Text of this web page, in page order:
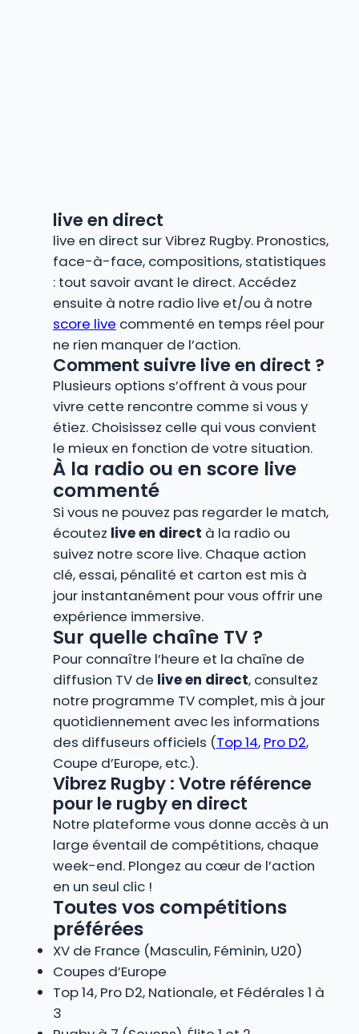
live en direct
live en direct sur Vibrez Rugby. Pronostics,
face-à-face, compositions, statistiques
: tout savoir avant le direct. Accédez
ensuite à notre radio live et/ou à notre
score live commenté en temps réel pour
ne rien manquer de l’action.
Comment suivre live en direct ?
Plusieurs options s’offrent à vous pour
vivre cette rencontre comme si vous y
étiez. Choisissez celle qui vous convient
le mieux en fonction de votre situation.
À la radio ou en score live
commenté
Si vous ne pouvez pas regarder le match,
écoutez live en direct à la radio ou
suivez notre score live. Chaque action
clé, essai, pénalité et carton est mis à
jour instantanément pour vous offrir une
expérience immersive.
Sur quelle chaîne TV ?
Pour connaître l’heure et la chaîne de
diffusion TV de live en direct, consultez
notre programme TV complet, mis à jour
quotidiennement avec les informations
des diffuseurs officiels (Top 14, Pro D2,
Coupe d’Europe, etc.).
Vibrez Rugby : Votre référence
pour le rugby en direct
Notre plateforme vous donne accès à un
large éventail de compétitions, chaque
week-end. Plongez au cœur de l’action
en un seul clic !
Toutes vos compétitions
préférées
XV de France (Masculin, Féminin, U20)
Coupes d’Europe
Top 14, Pro D2, Nationale, et Fédérales 1 à
3